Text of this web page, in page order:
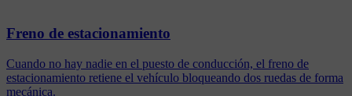
Freno de estacionamiento
Cuando no hay nadie en el puesto de conducción, el freno de
estacionamiento retiene el vehículo bloqueando dos ruedas de forma
mecánica.